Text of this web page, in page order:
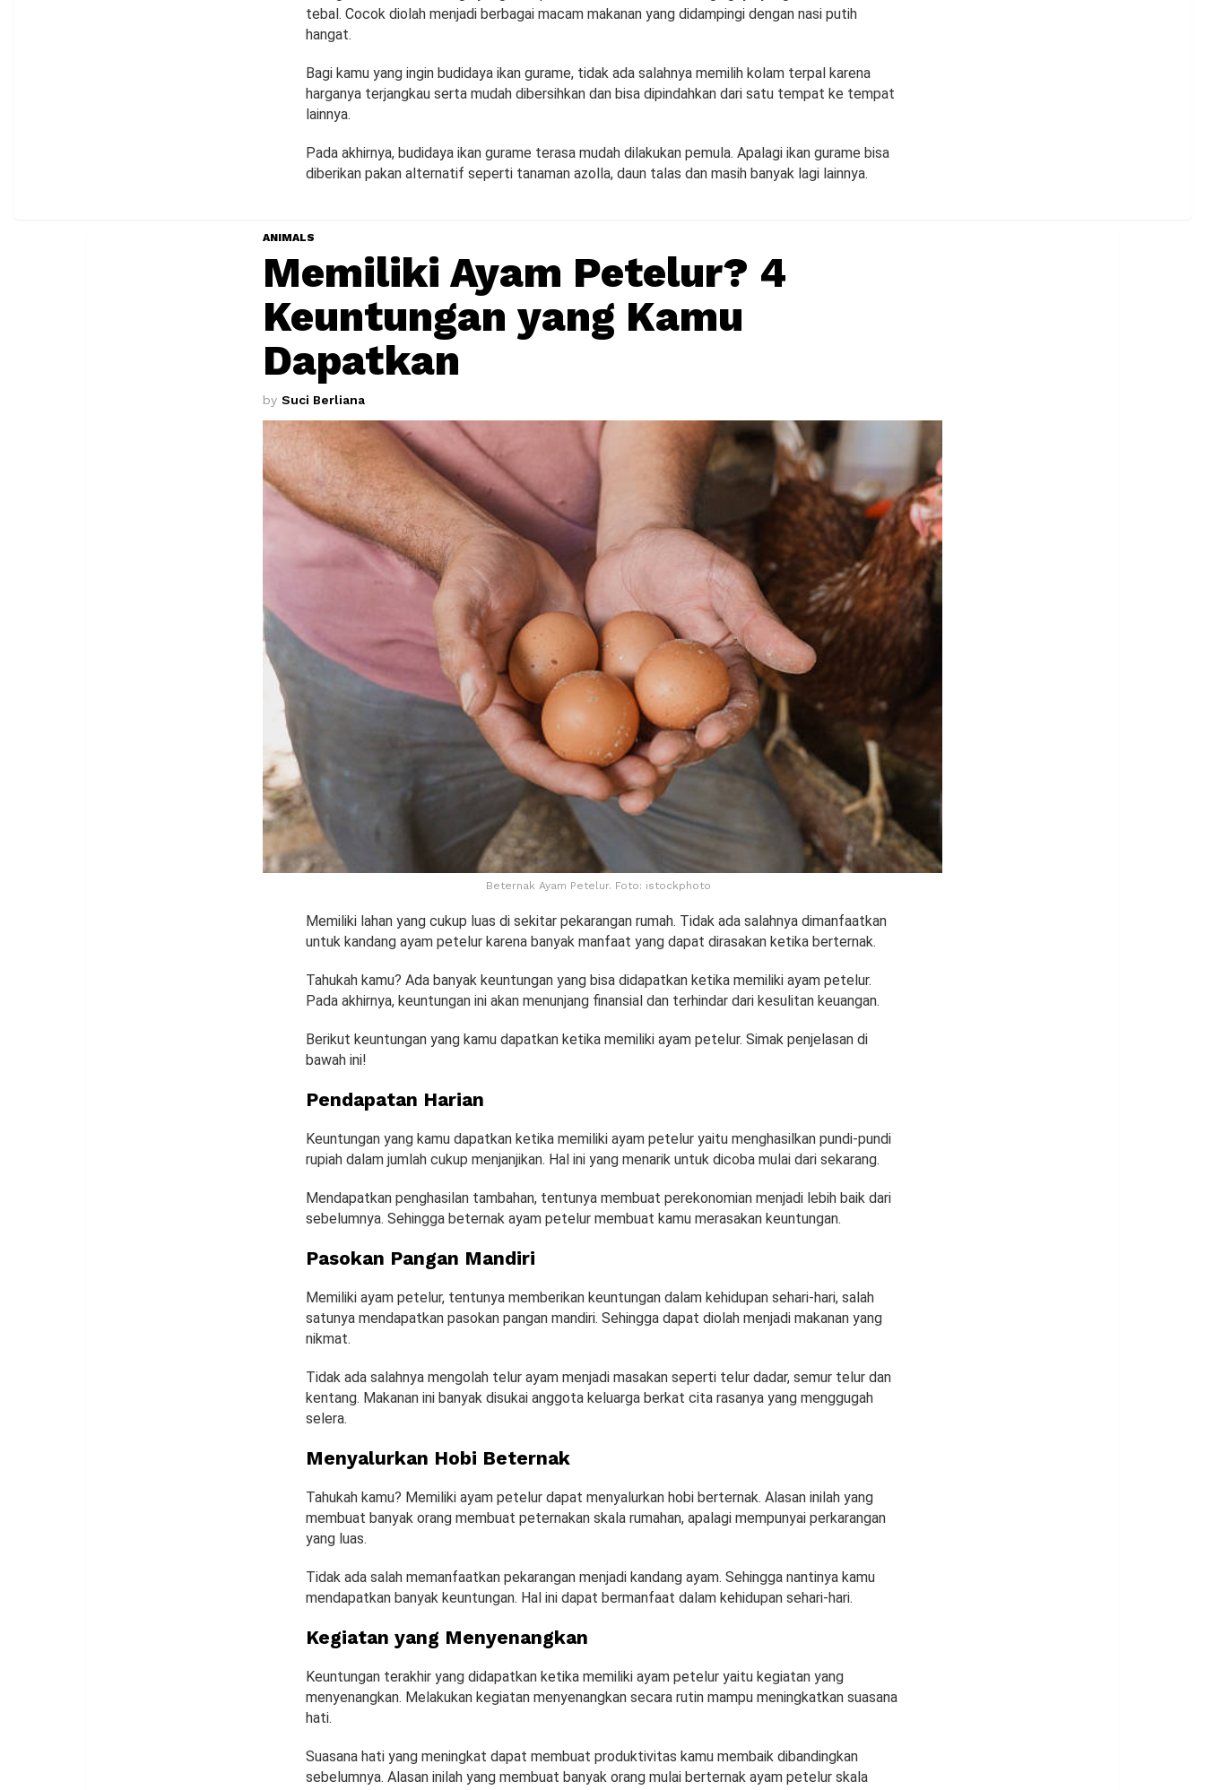
tebal. Cocok diolah menjadi berbagai macam makanan yang didampingi dengan nasi putih
hangat.
Bagi kamu yang ingin budidaya ikan gurame, tidak ada salahnya memilih kolam terpal karena
harganya terjangkau serta mudah dibersihkan dan bisa dipindahkan dari satu tempat ke tempat
lainnya.
Pada akhirnya, budidaya ikan gurame terasa mudah dilakukan pemula. Apalagi ikan gurame bisa
diberikan pakan alternatif seperti tanaman azolla, daun talas dan masih banyak lagi lainnya.
ANIMALS
Memiliki Ayam Petelur? 4
Keuntungan yang Kamu
Dapatkan
by Suci Berliana
Beternak Ayam Petelur. Foto: istockphoto
Memiliki lahan yang cukup luas di sekitar pekarangan rumah. Tidak ada salahnya dimanfaatkan
untuk kandang ayam petelur karena banyak manfaat yang dapat dirasakan ketika berternak.
Tahukah kamu? Ada banyak keuntungan yang bisa didapatkan ketika memiliki ayam petelur.
Pada akhirnya, keuntungan ini akan menunjang finansial dan terhindar dari kesulitan keuangan.
Berikut keuntungan yang kamu dapatkan ketika memiliki ayam petelur. Simak penjelasan di
bawah ini!
Pendapatan Harian
Keuntungan yang kamu dapatkan ketika memiliki ayam petelur yaitu menghasilkan pundi-pundi
rupiah dalam jumlah cukup menjanjikan. Hal ini yang menarik untuk dicoba mulai dari sekarang.
Mendapatkan penghasilan tambahan, tentunya membuat perekonomian menjadi lebih baik dari
sebelumnya. Sehingga beternak ayam petelur membuat kamu merasakan keuntungan.
Pasokan Pangan Mandiri
Memiliki ayam petelur, tentunya memberikan keuntungan dalam kehidupan sehari-hari, salah
satunya mendapatkan pasokan pangan mandiri. Sehingga dapat diolah menjadi makanan yang
nikmat.
Tidak ada salahnya mengolah telur ayam menjadi masakan seperti telur dadar, semur telur dan
kentang. Makanan ini banyak disukai anggota keluarga berkat cita rasanya yang menggugah
selera.
Menyalurkan Hobi Beternak
Tahukah kamu? Memiliki ayam petelur dapat menyalurkan hobi berternak. Alasan inilah yang
membuat banyak orang membuat peternakan skala rumahan, apalagi mempunyai perkarangan
yang luas.
Tidak ada salah memanfaatkan pekarangan menjadi kandang ayam. Sehingga nantinya kamu
mendapatkan banyak keuntungan. Hal ini dapat bermanfaat dalam kehidupan sehari-hari.
Kegiatan yang Menyenangkan
Keuntungan terakhir yang didapatkan ketika memiliki ayam petelur yaitu kegiatan yang
menyenangkan. Melakukan kegiatan menyenangkan secara rutin mampu meningkatkan suasana
hati.
Suasana hati yang meningkat dapat membuat produktivitas kamu membaik dibandingkan
sebelumnya. Alasan inilah yang membuat banyak orang mulai berternak ayam petelur skala